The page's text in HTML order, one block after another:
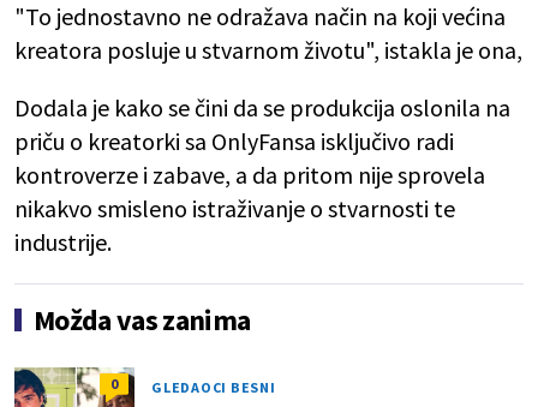
"To jednostavno ne odražava način na koji većina
kreatora posluje u stvarnom životu", istakla je ona,
Dodala je kako se čini da se produkcija oslonila na
priču o kreatorki sa OnlyFansa isključivo radi
kontroverze i zabave, a da pritom nije sprovela
nikakvo smisleno istraživanje o stvarnosti te
industrije.
Možda vas zanima
0 GLEDAOCI BESNI